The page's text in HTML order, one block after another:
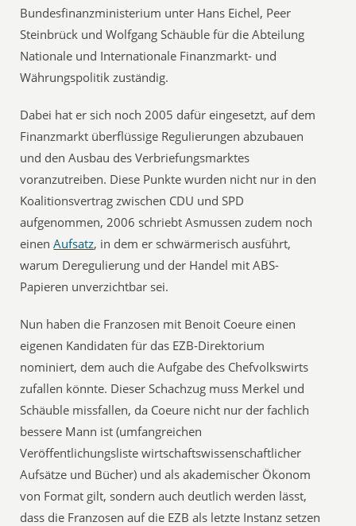
Bundesfinanzministerium unter Hans Eichel, Peer
Steinbrück und Wolfgang Schäuble für die Abteilung
Nationale und Internationale Finanzmarkt- und
Währungspolitik zuständig.
Dabei hat er sich noch 2005 dafür eingesetzt, auf dem
Finanzmarkt überflüssige Regulierungen abzubauen
und den Ausbau des Verbriefungsmarktes
voranzutreiben. Diese Punkte wurden nicht nur in den
Koalitionsvertrag zwischen CDU und SPD
aufgenommen, 2006 schriebt Asmussen zudem noch
einenAufsatz, in dem er schwärmerisch ausführt,
warum Deregulierung und der Handel mit ABS-
Papieren unverzichtbar sei.
Nun haben die Franzosen mit Benoit Coeure einen
eigenen Kandidaten für das EZB-Direktorium
nominiert, dem auch die Aufgabe des Chefvolkswirts
zufallen könnte. Dieser Schachzug muss Merkel und
Schäuble missfallen, da Coeure nicht nur der fachlich
bessere Mann ist (umfangreichen
Veröffentlichungsliste wirtschaftswissenschaftlicher
Aufsätze und Bücher) und als akademischer Ökonom
von Format gilt, sondern auch deutlich werden lässt,
dass die Franzosen auf die EZB als letzte Instanz setzen